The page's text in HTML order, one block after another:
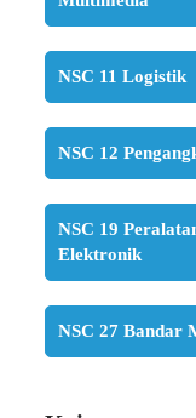
NSC 11 Logistik
NSC 12
NSC 19
Elektronik
NSC 27 Bandar